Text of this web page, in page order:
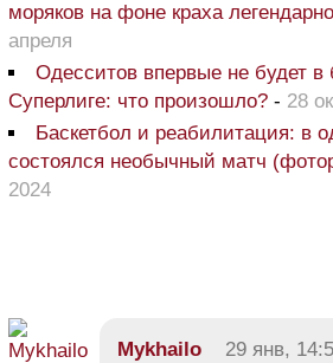
моряков на фоне краха
апреля
Одесситов впервые не будет в
Суперлиге: что произошло? - 28
Баскетбол и реабилитация: в
состоялся необычный матч
2024
Mykhailo 29 янв,